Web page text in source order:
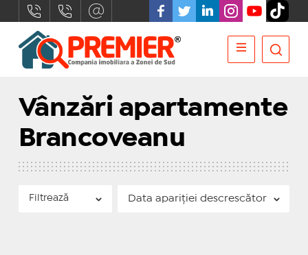
Vânzări apartamente
Brancoveanu
Filtrează